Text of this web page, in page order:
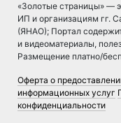
«Золотые страницы» —
ИП и организациям гг.
(ЯНАО); Портал
и видеоматериалы,
Размещение платно/
Оферта о
информационных услуг
конфиденциальности